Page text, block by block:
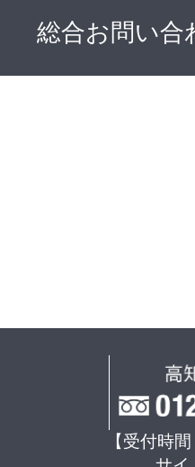
総合お問い合
【受付時